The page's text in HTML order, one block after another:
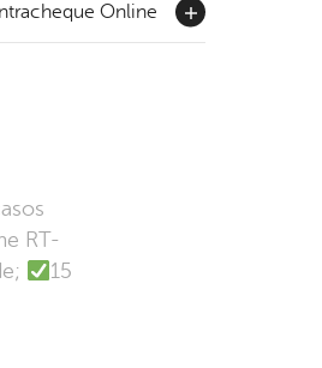
Online
RT-
15